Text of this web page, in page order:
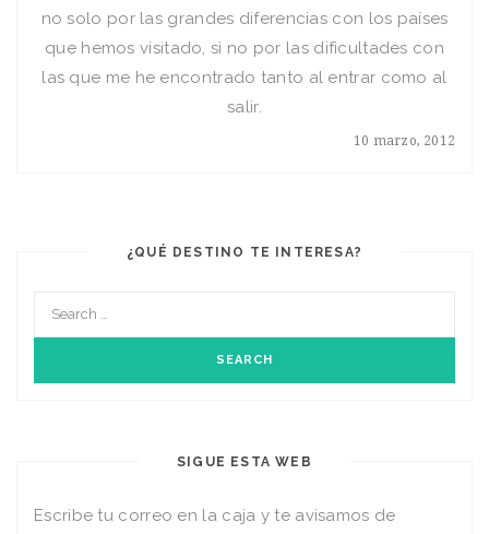
10 marzo, 2012
no solo por las grandes diferencias con los países
que hemos visitado, si no por las dificultades con
las que me he encontrado tanto al entrar como al
salir.
¿QUÉ DESTINO TE INTERESA?
SIGUE ESTA WEB
Escribe tu correo en la caja y te avisamos de